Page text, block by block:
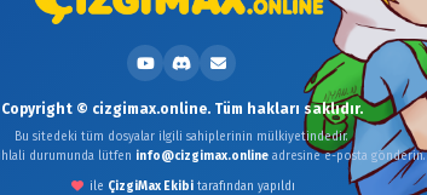
Copyright © cizgimax.online. Tüm hakları saklıdır.
Bu sitedeki tüm dosyalar ilgili sahiplerinin mülkiyetindedir.
durumunda lütfen info@cizgimax.onlineadresine e-posta gönderin.
ile ÇizgiMax Ekibitarafından yapıldı